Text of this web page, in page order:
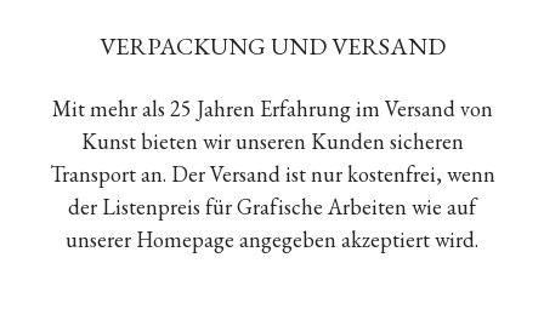
VERPACKUNG UND VERSAND
Mit mehr als 25 Jahren Erfahrung im Versand von
Kunst bieten wir unseren Kunden sicheren
Transport an. Der Versand ist nur kostenfrei, wenn
der Listenpreis für Grafische Arbeiten wie auf
unserer Homepage angegeben akzeptiert wird.